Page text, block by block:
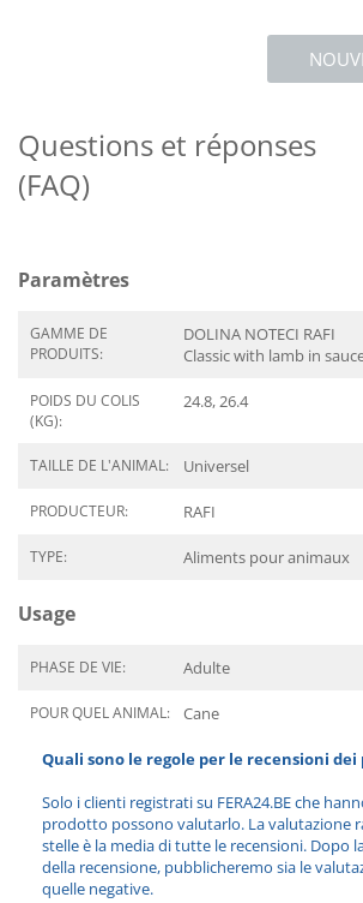
Questions et réponses
(FAQ)
Paramètres
GAMME DE
PRODUITS:
DOLINA NOTECI RAFI
Classic with lamb in
POIDS DU COLIS
(KG):
24.8, 26.4
TAILLE DE L'ANIMAL: Universel
PRODUCTEUR: RAFI
TYPE: Aliments pour animaux
Usage
PHASE DE VIE: Adulte
POUR QUEL ANIMAL: Cane
Quali sono le regole per le recensioni
Solo i clienti registrati su FERA24.BE che
prodotto possono valutarlo. La valutazione
stelle è la media di tutte le recensioni. Dopo
della recensione, pubblicheremo sia le
quelle negative.